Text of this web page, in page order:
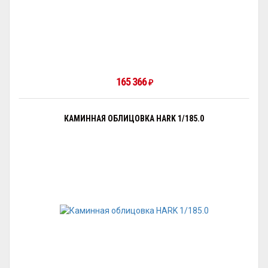
165 366₽
КАМИННАЯ ОБЛИЦОВКА HARK 1/185.0